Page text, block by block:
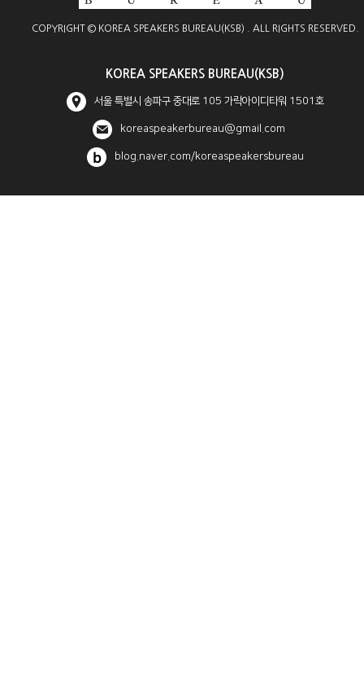
COPYRIGHT © KOREA SPEAKERS BUREAU(KSB) . ALL RIGHTS RESERVED.
KOREA SPEAKERS BUREAU(KSB)
서울 특별시 송파구 중대로 105 가락아이디타워 1501호
koreaspeakerbureau@gmail.com
blog.naver.com/koreaspeakersbureau